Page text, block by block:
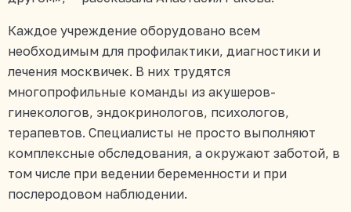
Каждое учреждение оборудовано всем
необходимым для профилактики, диагностики и
лечения москвичек. В них трудятся
многопрофильные команды из акушеров-
гинекологов, эндокринологов, психологов,
терапевтов. Специалисты не просто выполняют
комплексные обследования, а окружают заботой, в
том числе при ведении беременности и при
послеродовом наблюдении.